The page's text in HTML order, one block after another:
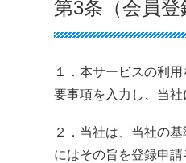
第3条（会員登
１．本サービスの利
要事項を入力し、当
２．当社は、当社の
にはその旨を登録申